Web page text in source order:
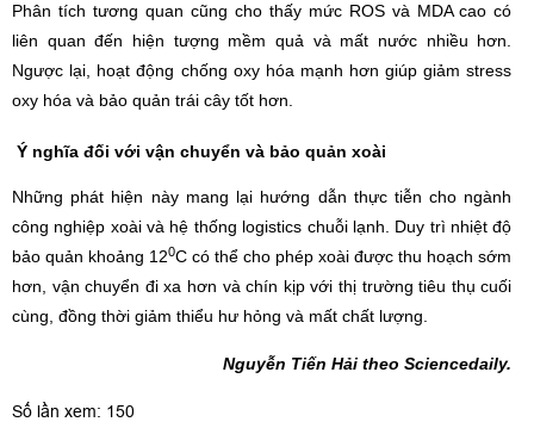
Phân tích tương quan cũng cho thấy mức ROS và MDA cao có
liên quan đến hiện tượng mềm quả và mất nước nhiều hơn.
Ngược lại, hoạt động chống oxy hóa mạnh hơn giúp giảm stress
oxy hóa và bảo quản trái cây tốt hơn.
Ý nghĩa đối với vận chuyển và bảo quản xoài
Những phát hiện này mang lại hướng dẫn thực tiễn cho ngành
công nghiệp xoài và hệ thống logistics chuỗi lạnh. Duy trì nhiệt độ
bảo quản khoảng 120C có thể cho phép xoài được thu hoạch sớm
hơn, vận chuyển đi xa hơn và chín kịp với thị trường tiêu thụ cuối
cùng, đồng thời giảm thiểu hư hỏng và mất chất lượng.
Nguyễn Tiến Hải theo Sciencedaily.
Số lần xem: 150